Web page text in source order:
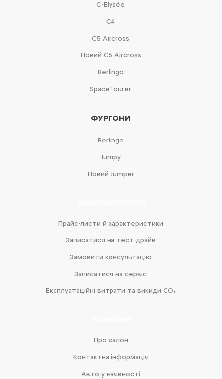
C-Elysée
С4
С5 Aircross
Новий С5 Aircross
Berlingo
SpaceTourer
ФУРГОНИ
Berlingo
Jumpy
Новий Jumper
Прайс-листи й характеристики
Записатися на тест-драйв
Замовити консультацію
Записатися на сервіс
Експлуатаційні витрати та викиди CO₂
Про салон
Контактна інформація
Авто у наявності